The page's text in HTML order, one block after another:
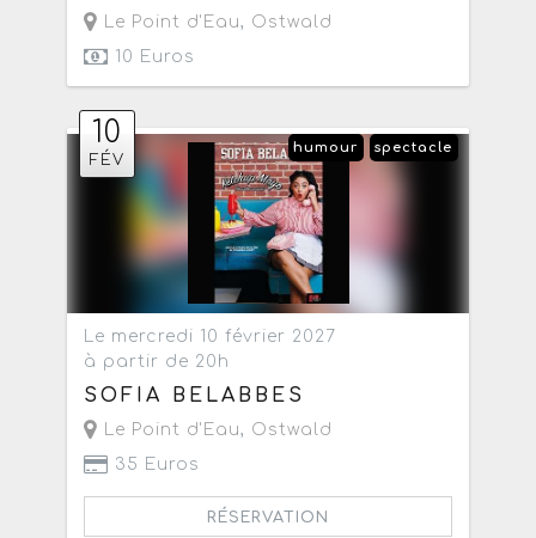
Le Point d'Eau, Ostwald
10 Euros
10
FÉV
spectacle
humour
Le mercredi 10 février 2027
à partir de 20h
SOFIA BELABBES
Le Point d'Eau, Ostwald
35 Euros
RÉSERVATION